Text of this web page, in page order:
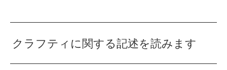
クラフティに関する記述を読みます